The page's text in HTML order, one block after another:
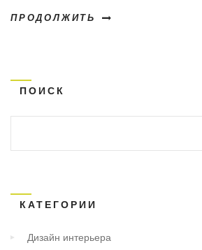
ПРОДОЛЖИТЬ
ПОИСК
КАТЕГОРИИ
Дизайн интерьера